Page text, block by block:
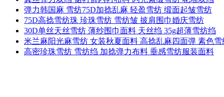
弹力韩国麻 雪纺75D加捻乱麻 轻盈雪纺 缎面起皱雪纺
75D高捻雪纺珠 珍珠雪纺 雪纺皱 披肩围巾婚庆雪纺
30D单丝天丝雪纺 薄纱围巾面料 天丝绉 35g超薄雪纺绉
米兰麻阳光麻雪纺 女装秋夏面料 高捻乱麻四面弹 素色雪
高密珍珠雪纺 雪纺绉 加捻弹力布料 垂感雪纺服装面料